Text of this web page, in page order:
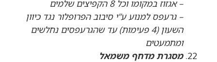
–אגזוז במקומו וכל 8 הקפיצים שלמים
–גרעפס למנוע ע”י סיבוב הפרופלור נגד כיוון
השעון (4 פעימות) עד שהגרעפסים נחלשים
ומתמעטים
מסגרת מדחף משמאל